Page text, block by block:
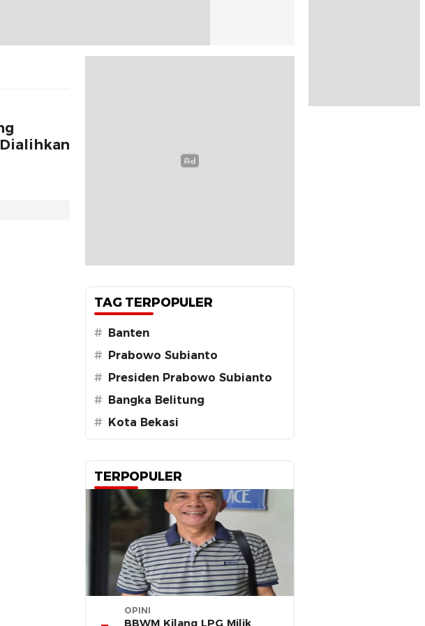
TAG TERPOPULER
# Banten
# Prabowo Subianto
# Presiden Prabowo Subianto
# Bangka Belitung
# Kota Bekasi
TERPOPULER
OPINI
BBWM Kilang LPG Milik